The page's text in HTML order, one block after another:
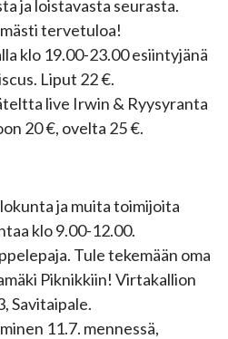
ja loistavasta seurasta.
tervetuloa!
klo 19.00-23.00 esiintyjänä
Liput 22 €.
live Irwin & Ryysyranta
20 €, ovelta 25 €.
ja muita toimijoita
klo 9.00-12.00.
Tule tekemään oma
Piknikkiin! Virtakallion
Savitaipale.
11.7. mennessä,